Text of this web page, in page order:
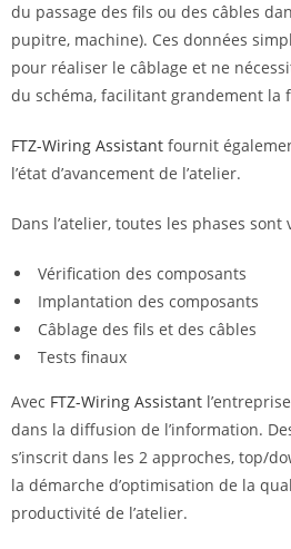
du passage des fils ou des câbles
pupitre, machine). Ces données
pour réaliser le câblage et ne
du schéma, facilitant grandement la
FTZ-Wiring Assistant fournit
l’état d’avancement de l’atelier.
Dans l’atelier, toutes les phases
Vérification des composants
Implantation des composants
Câblage des fils et des câbles
Tests finaux
Avec FTZ-Wiring Assistant
dans la diffusion de l’information.
s’inscrit dans les 2 approches, top/
la démarche d’optimisation de la
productivité de l’atelier.